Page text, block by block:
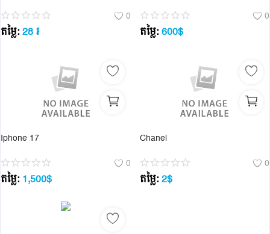
0
តម្លៃ:28៛
0
តម្លៃ:600$
Iphone 17
0
តម្លៃ: 1,500$
Chanel
0
តម្លៃ:2$